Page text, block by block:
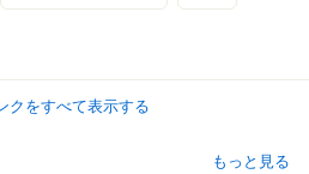
クをすべて表示する
もっと見る